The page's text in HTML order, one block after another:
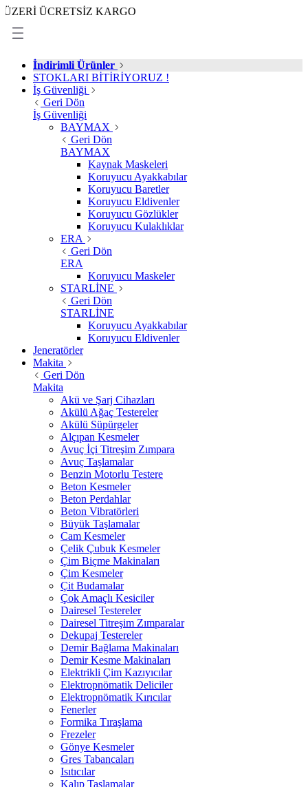
KARGO
İndirimli Ürünler
STOKLARI BİTİRİYORUZ !
İş Güvenliği
Geri Dön
İş Güvenliği
BAYMAX
Geri Dön
BAYMAX
Kaynak Maskeleri
Koruyucu Ayakkabılar
Koruyucu Baretler
Koruyucu Eldivenler
Koruyucu Gözlükler
Koruyucu Kulaklıklar
ERA
Geri Dön
ERA
Koruyucu Maskeler
STARLİNE
Geri Dön
STARLİNE
Koruyucu Ayakkabılar
Koruyucu Eldivenler
Jeneratörler
Makita
Geri Dön
Makita
Akü ve Şarj Cihazları
Akülü Ağaç Testereler
Akülü Süpürgeler
Alçıpan Kesmeler
Avuç İçi Titreşim Zımpara
Avuç Taşlamalar
Benzin Motorlu Testere
Beton Kesmeler
Beton Perdahlar
Beton Vibratörleri
Büyük Taşlamalar
Cam Kesmeler
Çelik Çubuk Kesmeler
Çim Biçme Makinaları
Çim Kesmeler
Çit Budamalar
Çok Amaçlı Kesiciler
Dairesel Testereler
Dairesel Titreşim Zımparalar
Dekupaj Testereler
Demir Bağlama Makinaları
Demir Kesme Makinaları
Elektrikli Çim Kazıyıcılar
Elektropnömatik Deliciler
Elektropnömatik Kırıcılar
Fenerler
Formika Tıraşlama
Frezeler
Gönye Kesmeler
Gres Tabancaları
Isıtıcılar
Kalıp Taşlamalar